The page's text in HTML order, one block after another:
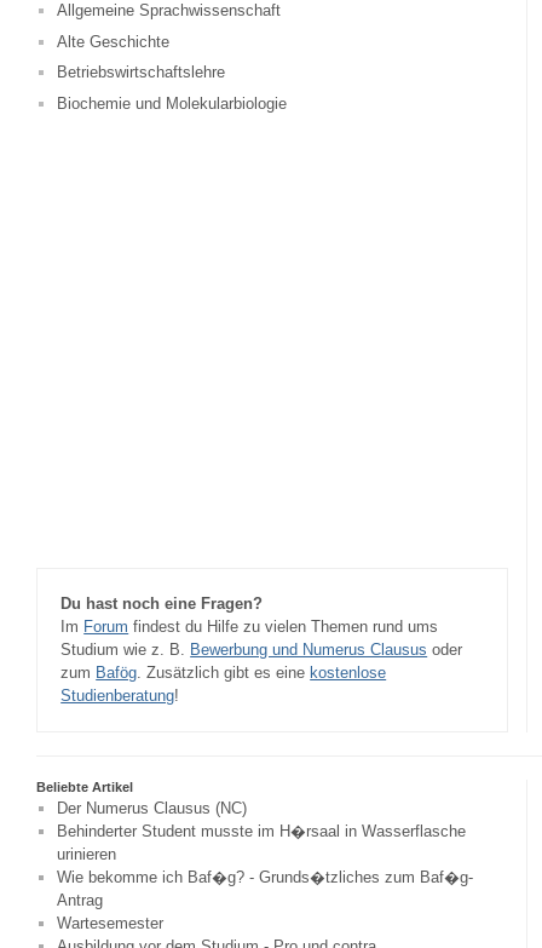
Allgemeine Sprachwissenschaft
Alte Geschichte
Betriebswirtschaftslehre
Biochemie und Molekularbiologie
Du hast noch eine Fragen?
Im Forum findest du Hilfe zu vielen Themen rund ums
Studium wie z. B. Bewerbung und Numerus Clausus oder
zum Bafög. Zusätzlich gibt es eine kostenlose
Studienberatung!
Beliebte Artikel
Der Numerus Clausus (NC)
Behinderter Student musste im H�rsaal in Wasserflasche
urinieren
Wie bekomme ich Baf�g? - Grunds�tzliches zum Baf�g-
Antrag
Wartesemester